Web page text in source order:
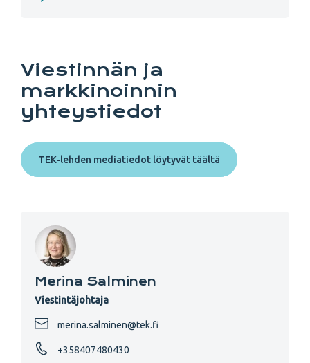
Viestinnän ja
markkinoinnin
yhteystiedot
TEK-lehden mediatiedot löytyvät täältä
Merina Salminen
Viestintäjohtaja
merina.salminen@tek.fi
+358407480430